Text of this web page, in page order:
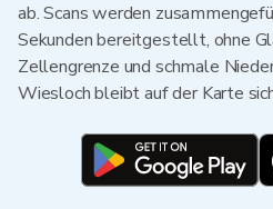
ab. Scans werden
Sekunden bereitgestellt, ohne
Zellengrenze und schmale
Wiesloch bleibt auf der Karte